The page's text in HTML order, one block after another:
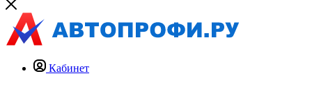
Кабинет